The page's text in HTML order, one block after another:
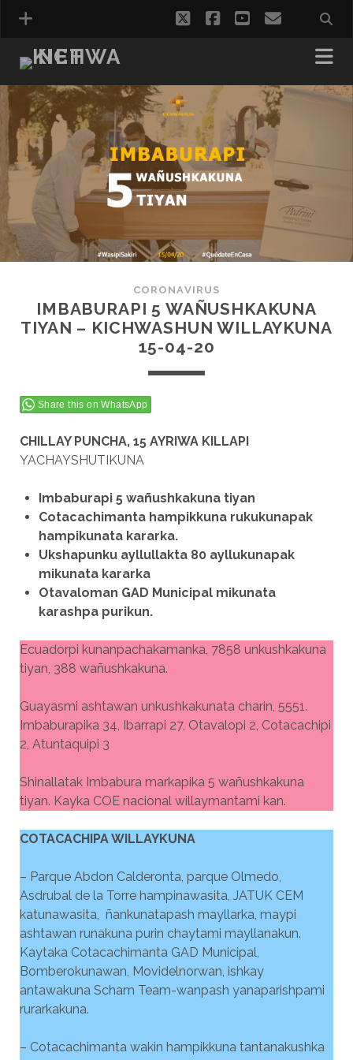
twitterfacebook
youtubecorreo
CORONAVIRUS
IMBABURAPI 5 WAÑUSHKAKUNA
TIYAN – KICHWASHUN WILLAYKUNA
15-04-20
Share this on WhatsApp
CHILLAY PUNCHA, 15 AYRIWA KILLAPI
YACHAYSHUTIKUNA
Imbaburapi 5 wañushkakuna tiyan
Cotacachimanta hampikkuna rukukunapak
hampikunata kararka.
Ukshapunku ayllullakta 80 ayllukunapak
mikunata kararka
Otavaloman GAD Municipal mikunata
karashpa purikun.
Ecuadorpi kunanpachakamanka, 7858 unkushkakuna
tiyan, 388 wañushkakuna.
Guayasmi ashtawan unkushkakunata charin, 5551.
Imbaburapika 34, Ibarrapi 27, Otavalopi 2, Cotacachipi
2, Atuntaquipi 3
Shinallatak Imbabura markapika 5 wañushkakuna
tiyan. Kayka COE nacional willaymantami kan.
COTACACHIPA WILLAYKUNA
– Parque Abdon Calderonta, parque Olmedo,
Asdrubal de la Torre hampinawasita, JATUK CEM
katunawasita, ñankunatapash mayllarka, maypi
ashtawan runakuna purin chaytami mayllanakun.
Kaytaka Cotacachimanta GAD Municipal,
Bomberokunawan, Movidelnorwan, ishkay
antawakuna Scham Team-wanpash yanaparishpami
rurarkakuna.
– Cotacachimanta wakin hampikkuna tantanakushka